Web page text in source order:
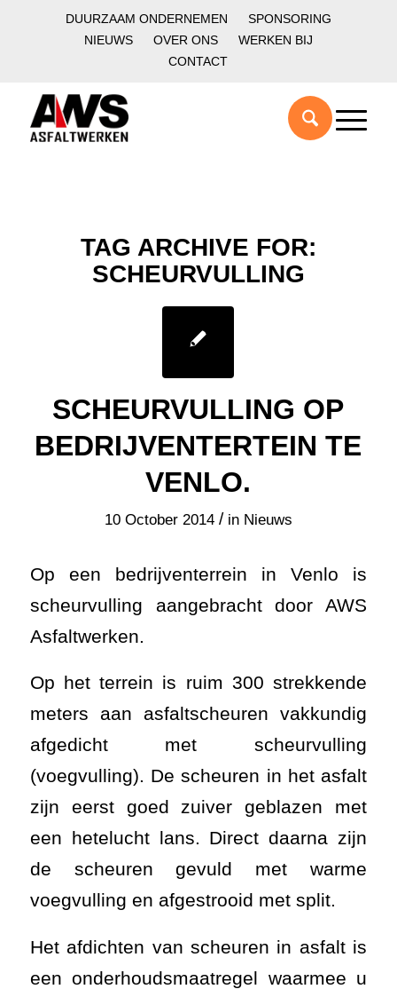
DUURZAAM ONDERNEMEN
SPONSORING
NIEUWS
OVER ONS
WERKEN BIJ
CONTACT
TAG ARCHIVE FOR:
SCHEURVULLING
SCHEURVULLING OP
BEDRIJVENTERTEIN TE
VENLO.
10 October 2014 / in Nieuws
Op een bedrijventerrein in Venlo is
scheurvulling aangebracht door AWS
Asfaltwerken.
Op het terrein is ruim 300 strekkende
meters aan asfaltscheuren vakkundig
afgedicht met scheurvulling
(voegvulling). De scheuren in het asfalt
zijn eerst goed zuiver geblazen met
een hetelucht lans. Direct daarna zijn
de scheuren gevuld met warme
voegvulling en afgestrooid met split.
Het afdichten van scheuren in asfalt is
een onderhoudsmaatregel waarmee u